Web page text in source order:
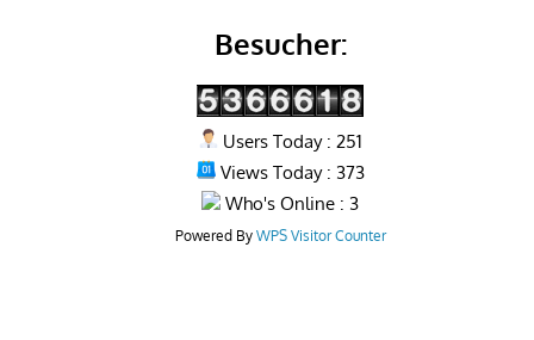
Besucher:
Users Today : 251
Views Today : 373
Who's Online : 3
Powered By WPS Visitor Counter